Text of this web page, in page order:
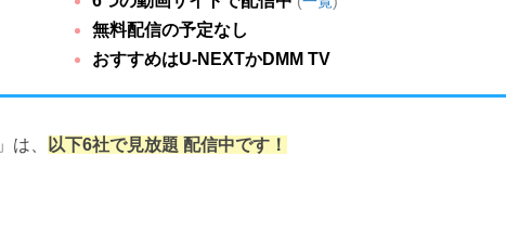
無料配信の予定なし
おすすめはU-NEXTかDMM TV
、 以下6社で見放題 配信中です！